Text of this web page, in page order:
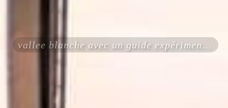
vallee blanche avec un guide expérimenté certifié ENSA UIAGM